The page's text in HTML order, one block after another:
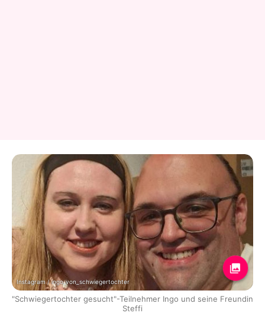
Instagram / ingo_von_schwiegertochter
"Schwiegertochter gesucht"-Teilnehmer Ingo und seine Freundin
Steffi